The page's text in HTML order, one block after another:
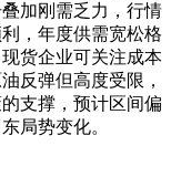
加刚需乏力，行情
，年度供需宽松格
货企业可关注成本
反弹但高度受限，
支撑，预计区间偏
局势变化。